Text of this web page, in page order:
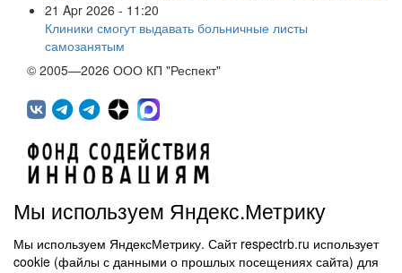
21 Apr 2026 - 11:20
Клиники смогут выдавать больничные листы
самозанятым
© 2005—2026 ООО КП "Респект"
450071, г.Уфа, ул. 50 лет СССР, д.48 корп.1, офис 307
(347) 291 20 70
Мы используем Яндекс.Метрику
Мы используем ЯндексМетрику. Сайт respectrb.ru использует
cookie (файлы с данными о прошлых посещениях сайта) для